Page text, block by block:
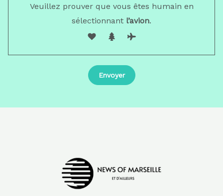
Veuillez prouver que vous êtes humain en
sélectionnant l’avion.